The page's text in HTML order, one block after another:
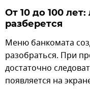
От 10 до 100
разберется
Меню банкомата
разобраться. При
достаточно
появляется на